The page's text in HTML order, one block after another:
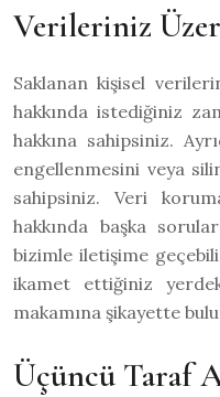
Verileriniz
Saklanan kişisel
hakkında istediğiniz
hakkına sahipsiniz.
engellenmesini veya
sahipsiniz. Veri
hakkında başka
bizimle iletişime
ikamet ettiğiniz
makamına şikayette
Üçüncü Taraf